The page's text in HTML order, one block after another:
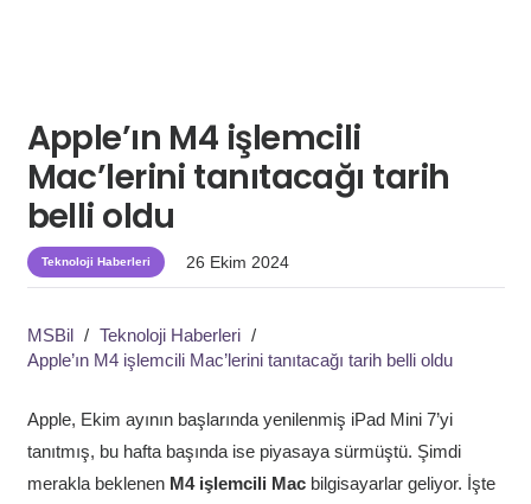
Apple’ın M4 işlemcili
Mac’lerini tanıtacağı tarih
belli oldu
Teknoloji Haberleri 26 Ekim 2024
MSBil / Teknoloji Haberleri /
Apple’ın M4 işlemcili Mac’lerini tanıtacağı tarih belli oldu
Apple, Ekim ayının başlarında yenilenmiş iPad Mini 7’yi
tanıtmış, bu hafta başında ise piyasaya sürmüştü. Şimdi
merakla beklenen M4 işlemcili Macbilgisayarlar geliyor. İşte